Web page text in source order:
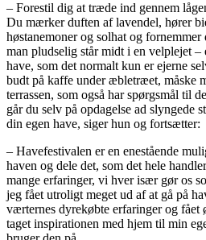
– Forestil dig at træde ind gennem
Du mærker duften af lavendel, hører
høstanemoner og solhat og
man pludselig står midt i en velplejet
have, som det normalt kun er ejerne
budt på kaffe under æbletræet, måske
terrassen, som også har spørgsmål til
går du selv på opdagelse ad slyngede
din egen have, siger hun og fortsætter:
– Havefestivalen er en enestående
haven og dele det, som det hele
mange erfaringer, vi hver især gør os
jeg fået utroligt meget ud af at gå på
værternes dyrekøbte erfaringer og fået
taget inspirationen med hjem til min